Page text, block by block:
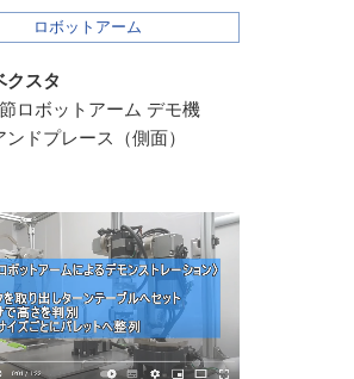
ロボットアーム
クスタ
ロボットアーム デモ機
ンドプレース（側面）